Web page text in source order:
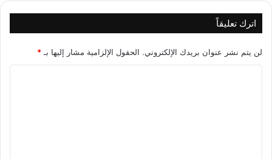
اترك تعليقاً
لن يتم نشر عنوان بريدك الإلكتروني. الحقول الإلزامية مشار إليها بـ *